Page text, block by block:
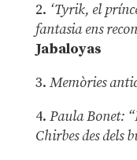
2. ‘Tyrik, el
fantasia ens
Jabaloyas
3. Memòries
4. Paula Bonet:
Chirbes des dels